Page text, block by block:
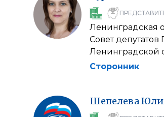
Ленинградская
Совет
Ленинградской
Сторонник
Шепелева